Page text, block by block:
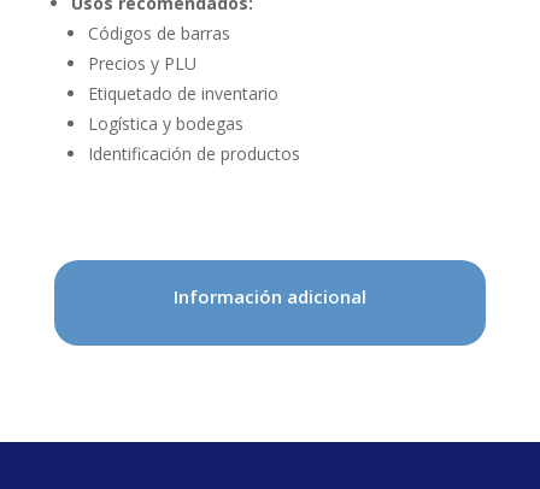
Códigos de barras
Precios y PLU
Etiquetado de inventario
Logística y bodegas
Identificación de productos
Información adicional